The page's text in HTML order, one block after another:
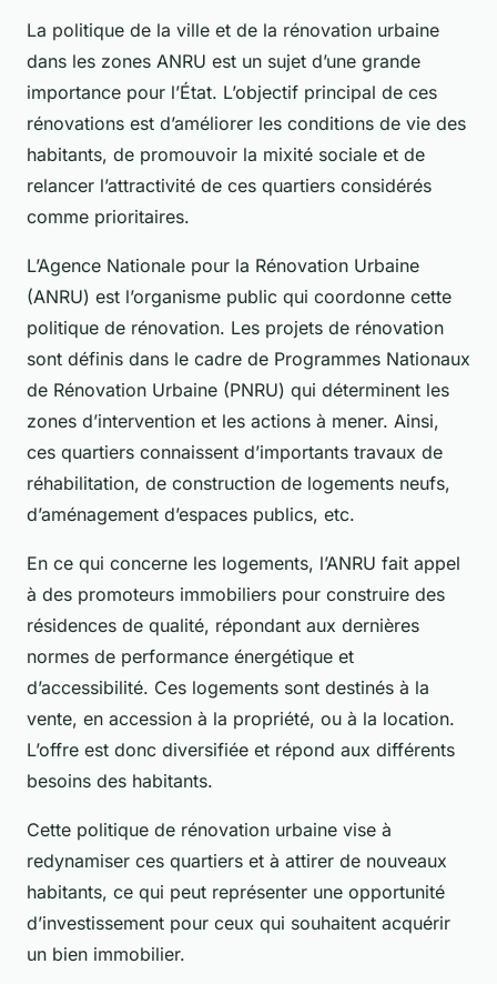
La politique de la ville et de la rénovation urbaine
dans les zones ANRU est un sujet d’une grande
importance pour l’État. L’objectif principal de ces
rénovations est d’améliorer les conditions de vie des
habitants, de promouvoir la mixité sociale et de
relancer l’attractivité de ces quartiers considérés
comme prioritaires.
L’Agence Nationale pour la Rénovation Urbaine
(ANRU) est l’organisme public qui coordonne cette
politique de rénovation. Les projets de rénovation
sont définis dans le cadre de Programmes Nationaux
de Rénovation Urbaine (PNRU) qui déterminent les
zones d’intervention et les actions à mener. Ainsi,
ces quartiers connaissent d’importants travaux de
réhabilitation, de construction de logements neufs,
d’aménagement d’espaces publics, etc.
En ce qui concerne les logements, l’ANRU fait appel
à des promoteurs immobiliers pour construire des
résidences de qualité, répondant aux dernières
normes de performance énergétique et
d’accessibilité. Ces logements sont destinés à la
vente, en accession à la propriété, ou à la location.
L’offre est donc diversifiée et répond aux différents
besoins des habitants.
Cette politique de rénovation urbaine vise à
redynamiser ces quartiers et à attirer de nouveaux
habitants, ce qui peut représenter une opportunité
d’investissement pour ceux qui souhaitent acquérir
un bien immobilier.